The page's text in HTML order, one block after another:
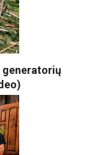
generatorių